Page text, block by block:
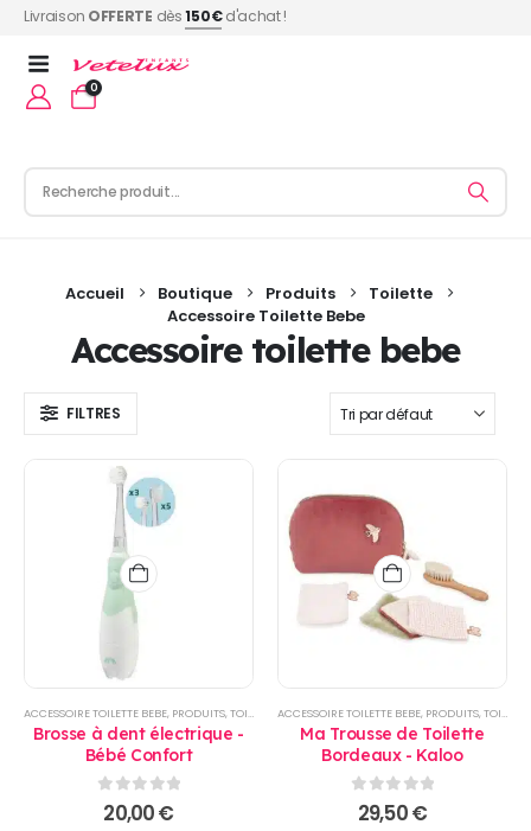
Livraison OFFERTE dès150€d'achat !
0
Accueil Boutique Produits
Toilette
Accessoire Toilette Bebe
Accessoire toilette bebe
FILTRES
ACCESSOIRE TOILETTE BEBE, PRODUITS,TOILETTE
Brosse à dent électrique -
Bébé Confort
0sur 5
20,00€
ACCESSOIRE TOILETTE BEBE, PRODUITS,TOILETTE
Ma Trousse de Toilette
Bordeaux - Kaloo
0sur 5
29,50€